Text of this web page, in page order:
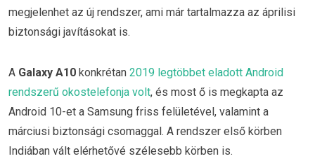
megjelenhet az új rendszer, ami már tartalmazza az áprilisi
biztonsági javításokat is.
A Galaxy A10 konkrétan 2019 legtöbbet eladott Android
rendszerű okostelefonja volt, és most ő is megkapta az
Android 10-et a Samsung friss felületével, valamint a
márciusi biztonsági csomaggal. A rendszer első körben
Indiában vált elérhetővé szélesebb körben is.